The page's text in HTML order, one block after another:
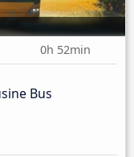
0h 52min
Bus